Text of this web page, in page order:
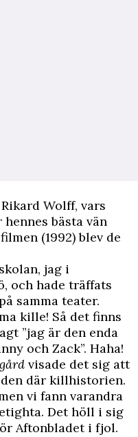
Wolff, vars
bästa vän
(1992) blev de
jag i
och hade träffats
samma teater.
kille! Så det finns
”jag är den enda
och Zack”. Haha!
visade det sig att
där killhistorien.
vi fann varandra
Det höll i sig
Aftonbladeti fjol.